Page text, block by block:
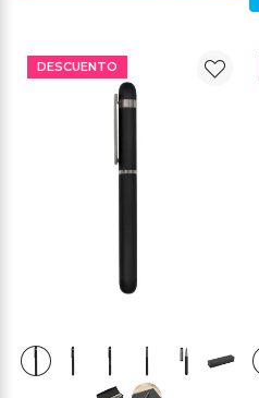
DESCUENTO